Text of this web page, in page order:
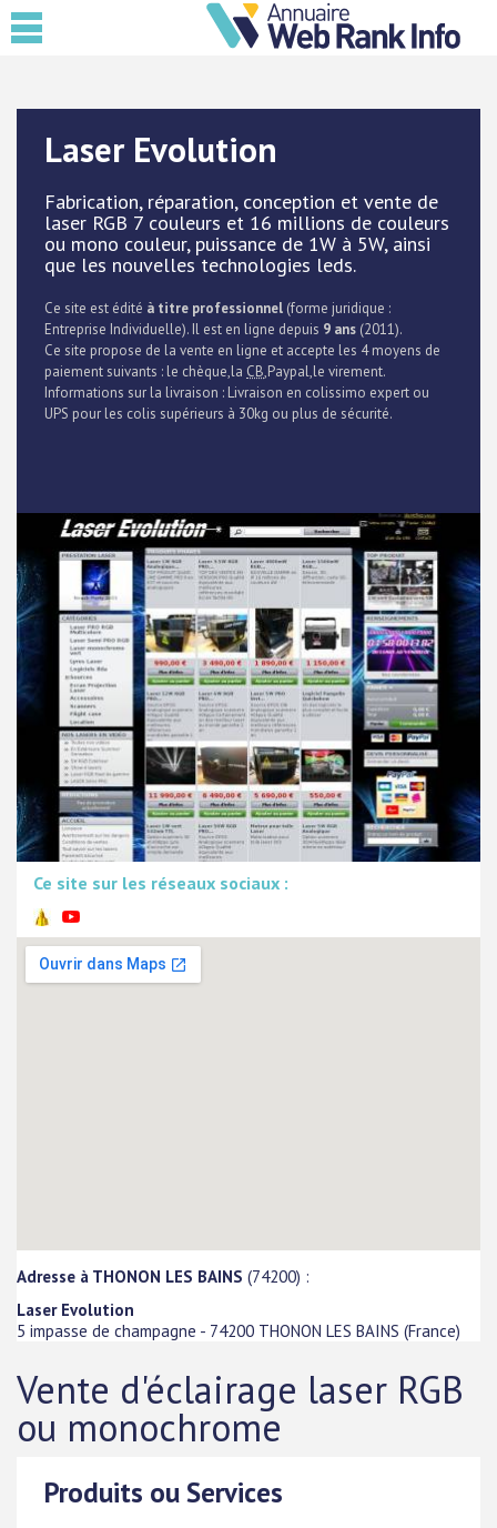
Laser Evolution
Fabrication, réparation, conception et vente de
laser RGB 7 couleurs et 16 millions de couleurs
ou mono couleur, puissance de 1W à 5W, ainsi
que les nouvelles technologies leds.
Ce site est édité à titre professionnel (forme juridique :
Entreprise Individuelle). Il est en ligne depuis 9 ans (2011).
Ce site propose de la vente en ligne et accepte les 4 moyens de
paiement suivants : le chèque,la CB,Paypal,le virement.
Informations sur la livraison : Livraison en colissimo expert ou
UPS pour les colis supérieurs à 30kg ou plus de sécurité.
Ce site sur les réseaux sociaux :
Adresse à THONON LES BAINS (74200) :
Laser Evolution
5 impasse de champagne - 74200 THONON LES BAINS (France)
Vente d'éclairage laser RGB
ou monochrome
Produits ou Services